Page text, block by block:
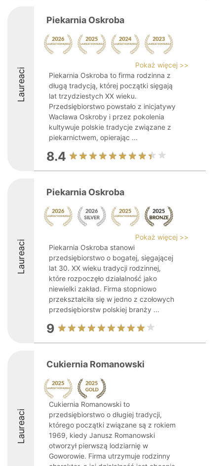
Laureaci
Piekarnia Oskroba
Pokaż więcej >>
Piekarnia Oskroba to firma rodzinna z
długą tradycją, której początki sięgają
lat trzydziestych XX wieku.
Przedsiębiorstwo powstało z inicjatywy
Wacława Oskroby i przez pokolenia
kultywuje polskie tradycje związane z
piekarnictwem, opierając ...
8.4
Laureaci
Piekarnia Oskroba
Pokaż więcej >>
Piekarnia Oskroba stanowi
przedsiębiorstwo o bogatej, sięgającej
lat 30. XX wieku tradycji rodzinnej,
które rozpoczęło działalność jako
niewielki zakład. Firma stopniowo
przekształciła się w jedno z czołowych
przedsiębiorstw polskiej branży ...
9
Laureaci
Cukiernia Romanowski
Cukiernia Romanowski to
przedsiębiorstwo o długiej tradycji,
którego początki związane są z rokiem
1969, kiedy Janusz Romanowski
otworzył pierwszą lodziarnię w
Goworowie. Firma utrzymuje rodzinny